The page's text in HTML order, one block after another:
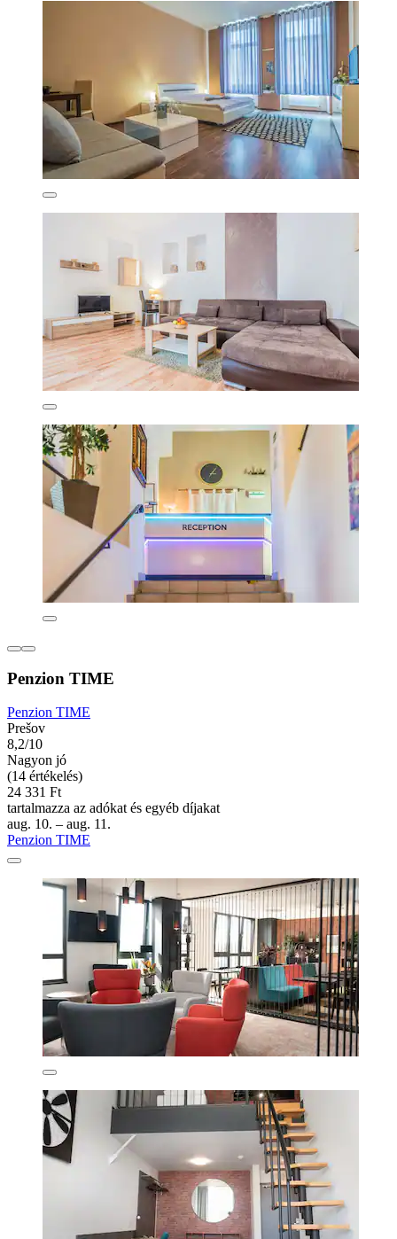
Penzion TIME
Penzion TIME
Prešov
8,2/10
Nagyon jó
(14 értékelés)
24 331 Ft
tartalmazza az adókat és egyéb díjakat
aug. 10. – aug. 11.
Penzion TIME